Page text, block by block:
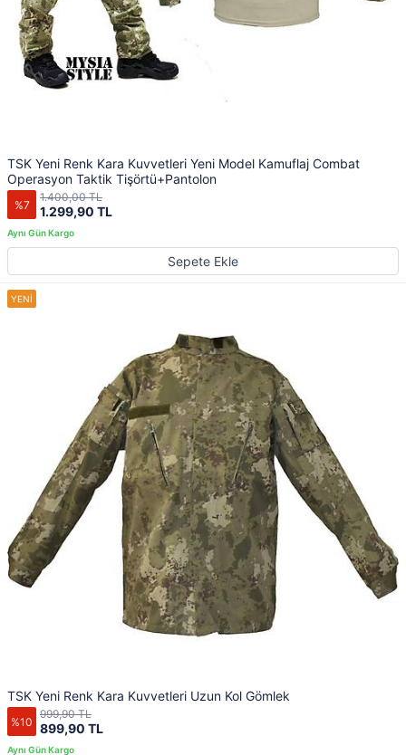
TSK Yeni Renk Kara Kuvvetleri Yeni Model Kamuflaj Combat
Operasyon Taktik Tişörtü+Pantolon
%7 1.299,90 TL
1.400,00 TL
Sepete Ekle
TSK Yeni Renk Kara Kuvvetleri Uzun Kol Gömlek
%10 899,90 TL
999,90 TL